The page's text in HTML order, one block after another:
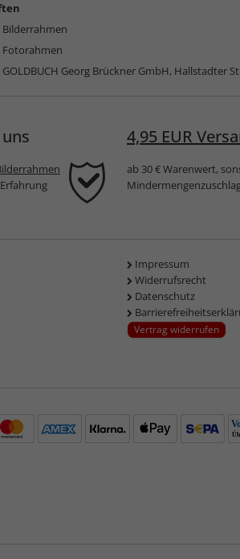
Bilderrahmen
Fotorahmen
GOLDBUCH Georg Brückner GmbH, Hallstadter
4,95 EUR
ab 30 € Warenwert,
Impressum
Widerrufsrecht
Datenschutz
Vertrag widerrufen